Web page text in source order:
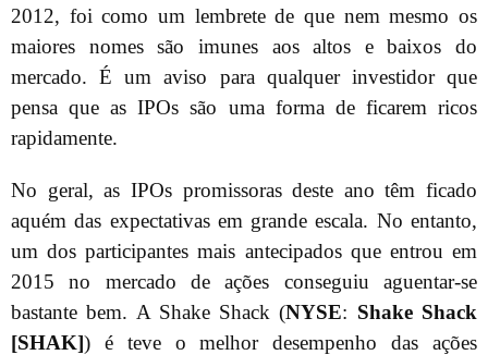
2012, foi como um lembrete de que nem mesmo os
maiores nomes são imunes aos altos e baixos do
mercado. É um aviso para qualquer investidor que
pensa que as IPOs são uma forma de ficarem ricos
rapidamente.
No geral, as IPOs promissoras deste ano têm ficado
aquém das expectativas em grande escala. No entanto,
um dos participantes mais antecipados que entrou em
2015 no mercado de ações conseguiu aguentar-se
bastante bem. A Shake Shack (NYSE: Shake Shack
[SHAK]) é teve o melhor desempenho das ações